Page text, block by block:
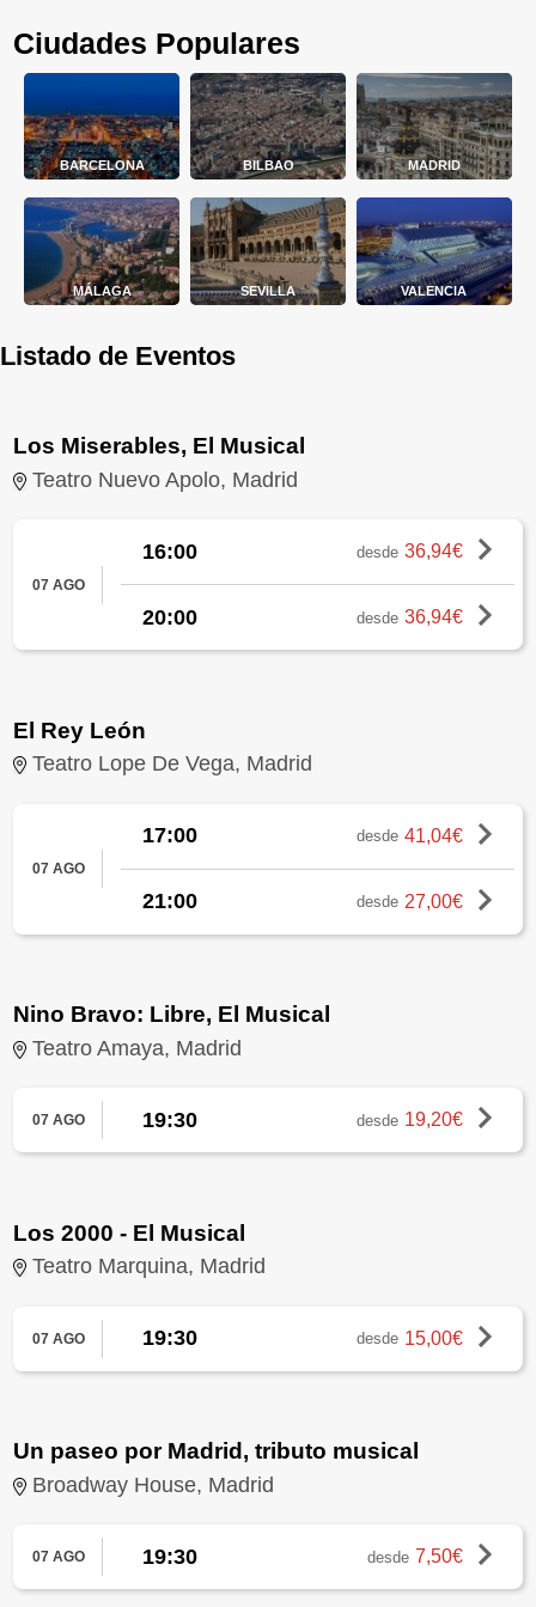
Ciudades Populares
BARCELONA BILBAO MADRID
MÁLAGA SEVILLA VALENCIA
Listado de Eventos
Los Miserables, El Musical
Teatro Nuevo Apolo, Madrid
07 AGO
16:00 desde 36,94€
20:00 desde 36,94€
El Rey León
Teatro Lope De Vega, Madrid
07 AGO
17:00 desde 41,04€
21:00 desde 27,00€
Nino Bravo: Libre, El Musical
Teatro Amaya, Madrid
07 AGO 19:30 desde 19,20€
Los 2000 - El Musical
Teatro Marquina, Madrid
07 AGO 19:30 desde 15,00€
Un paseo por Madrid, tributo musical
Broadway House, Madrid
07 AGO 19:30 desde 7,50€